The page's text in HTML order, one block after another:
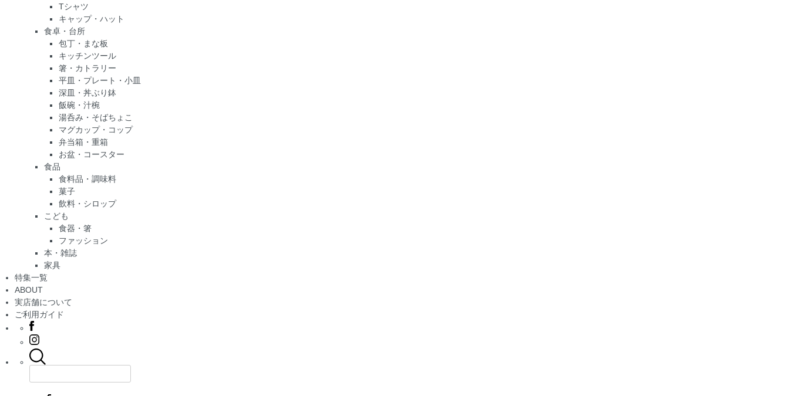
Tシャツ
キャップ・ハット
食卓・台所
包丁・まな板
キッチンツール
箸・カトラリー
平皿・プレート・小皿
深皿・丼ぶり鉢
飯碗・汁椀
湯呑み・そばちょこ
マグカップ・コップ
弁当箱・重箱
お盆・コースター
食品
食料品・調味料
菓子
飲料・シロップ
こども
食器・箸
ファッション
本・雑誌
家具
特集一覧
ABOUT
実店舗について
ご利用ガイド